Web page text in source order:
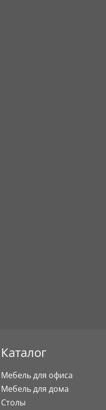
Каталог
Мебель для офиса
Мебель для дома
Столы